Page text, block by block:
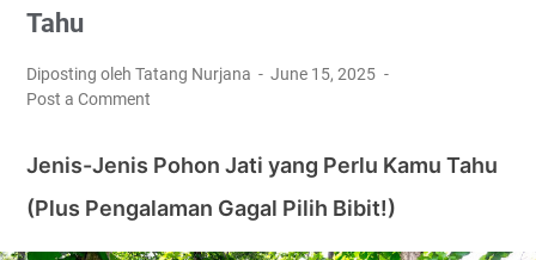
Tahu
Diposting oleh Tatang Nurjana
June 15, 2025
Post a Comment
Jenis-Jenis Pohon Jati yang Perlu Kamu Tahu
(Plus Pengalaman Gagal Pilih Bibit!)